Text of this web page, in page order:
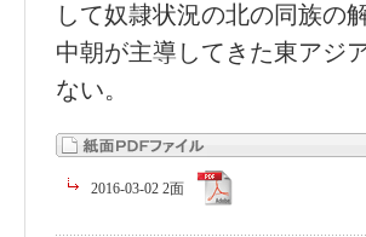
して奴隷状況の北の同族の
中朝が主導してきた東アジ
ない。
2016-03-02 2面